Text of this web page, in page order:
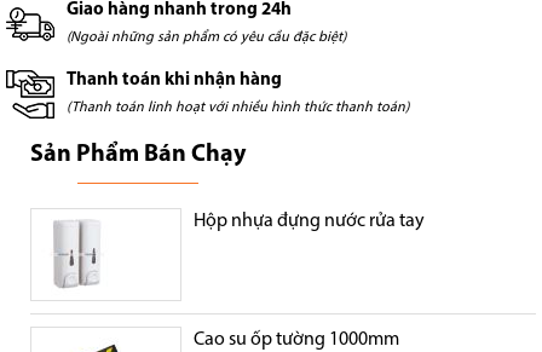
Giao hàng nhanh trong 24h
(Ngoài những sản phẩm có yêu cầu đặc biệt)
Thanh toán khi nhận hàng
(Thanh toán linh hoạt với nhiều hình thức thanh toán)
Sản Phẩm Bán Chạy
Hộp nhựa đựng nước rửa tay
Cao su ốp tường 1000mm